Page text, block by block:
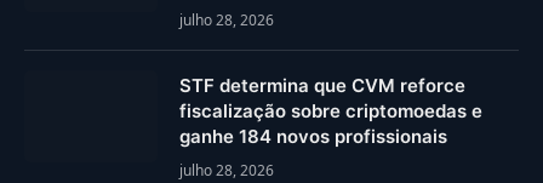
julho 28, 2026
STF determina que CVM reforce
fiscalização sobre criptomoedas e
ganhe 184 novos profissionais
julho 28, 2026